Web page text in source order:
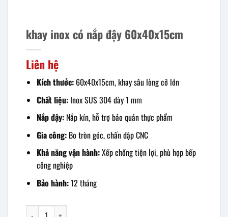
khay inox có nắp đậy 60x40x15cm
Liên hệ
Kích thước:60x40x15cm, khay sâu lòng cỡ lớn
Chất liệu:Inox SUS 304 dày 1 mm
Nắp đậy:Nắp kín, hỗ trợ bảo quản thực phẩm
Gia công:Bo tròn góc, chấn dập CNC
Khả năng vận hành:Xếp chồng tiện lợi, phù hợp bếp
công nghiệp
Bảo hành:12 tháng
khay inox có nắp đậy 60x40x15cm số lượng